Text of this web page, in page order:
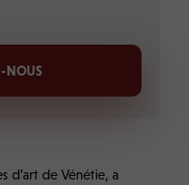
NOUS
d’art de Vénétie, a